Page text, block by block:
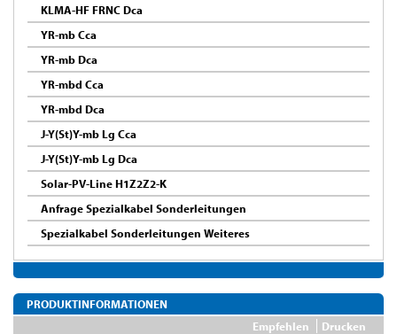
KLMA-HF FRNC Dca
YR-mb Cca
YR-mb Dca
YR-mbd Cca
YR-mbd Dca
J-Y(St)Y-mb Lg Cca
J-Y(St)Y-mb Lg Dca
Solar-PV-Line H1Z2Z2-K
Anfrage Spezialkabel Sonderleitungen
Spezialkabel Sonderleitungen Weiteres
PRODUKTINFORMATIONEN
Empfehlen
Drucken